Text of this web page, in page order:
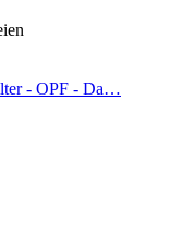
- OPF - Da…